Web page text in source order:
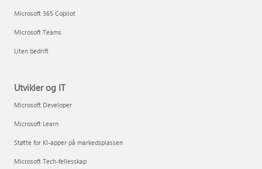
Microsoft 365 Copilot
Microsoft Teams
Liten bedrift
Utvikler og IT
Microsoft Developer
Microsoft Learn
Støtte for KI-apper på markedsplassen
Microsoft Tech-fellesskap